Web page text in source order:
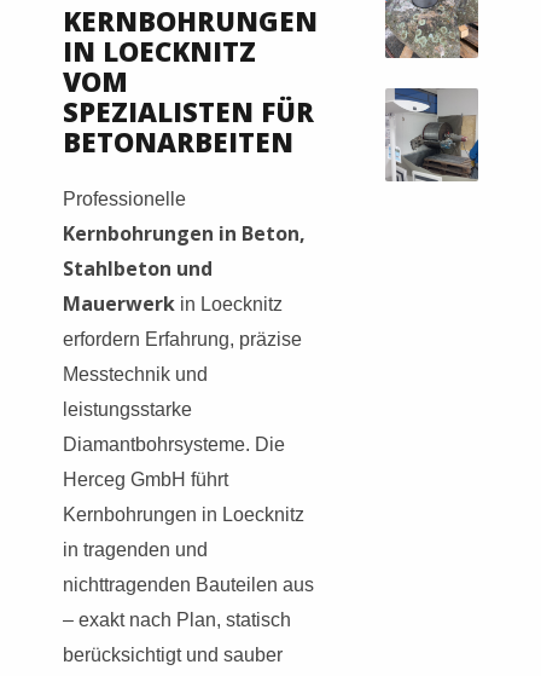
KERNBOHRUNGEN
IN LOECKNITZ
VOM
SPEZIALISTEN FÜR
BETONARBEITEN
Professionelle
Kernbohrungen in Beton,
Stahlbeton und
Mauerwerk in Loecknitz
erfordern Erfahrung, präzise
Messtechnik und
leistungsstarke
Diamantbohrsysteme. Die
Herceg GmbH führt
Kernbohrungen in Loecknitz
in tragenden und
nichttragenden Bauteilen aus
– exakt nach Plan, statisch
berücksichtigt und sauber